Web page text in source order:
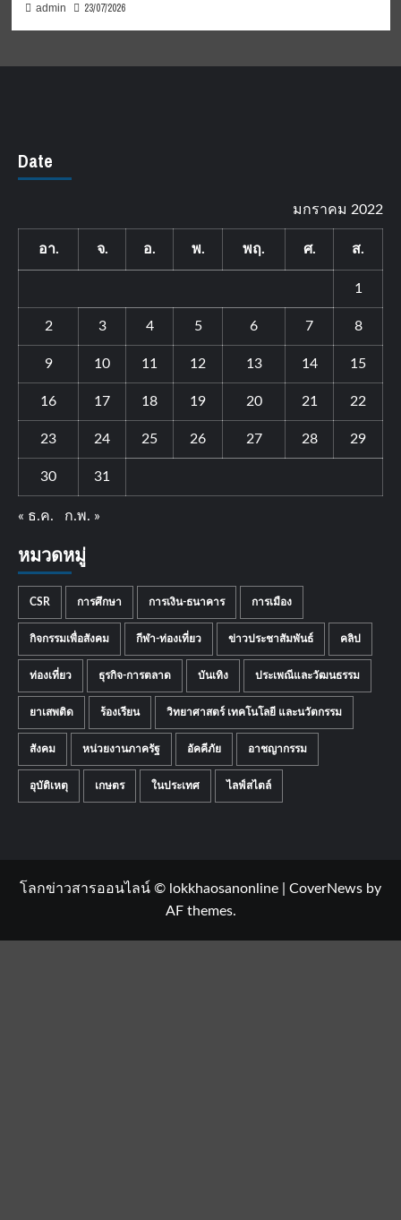
admin 23/07/2026
Date
มกราคม 2022
อา. จ. อ. พ. พฤ. ศ. ส.
1
2 3 4 5 6 7 8
9 10 11 12 13 14 15
16 17 18 19 20 21 22
23 24 25 26 27 28 29
30 31
« ธ.ค. ก.พ. »
หมวดหมู่
CSR การศึกษา การเงิน-ธนาคาร การเมือง
กิจกรรมเพื่อสังคม กีฬา-ท่องเที่ยว ข่าวประชาสัมพันธ์ คลิป
ท่องเที่ยว ธุรกิจ-การตลาด บันเทิง ประเพณีและวัฒนธรรม
ยาเสพติด ร้องเรียน วิทยาศาสตร์ เทคโนโลยี และนวัตกรรม
สังคม หน่วยงานภาครัฐ อัคคีภัย อาชญากรรม
อุบัติเหตุ เกษตร ในประเทศ ไลฟ์สไตล์
โลกข่าวสารออนไลน์ © lokkhaosanonline CoverNews by
AF themes.